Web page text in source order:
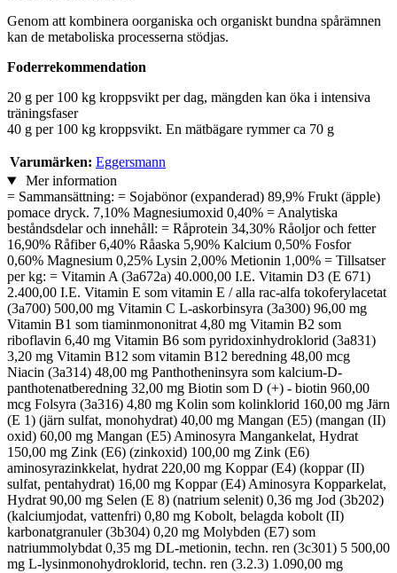
Genom att kombinera oorganiska och organiskt bundna spårämnen
kan de metaboliska processerna stödjas.
Foderrekommendation
20 g per 100 kg kroppsvikt per dag, mängden kan öka i intensiva
träningsfaser
40 g per 100 kg kroppsvikt. En mätbägare rymmer ca 70 g
Varumärken: Eggersmann
Mer information
= Sammansättning: = Sojabönor (expanderad) 89,9% Frukt (äpple)
pomace dryck. 7,10% Magnesiumoxid 0,40% = Analytiska
beståndsdelar och innehåll: = Råprotein 34,30% Råoljor och fetter
16,90% Råfiber 6,40% Råaska 5,90% Kalcium 0,50% Fosfor
0,60% Magnesium 0,25% Lysin 2,00% Metionin 1,00% = Tillsatser
per kg: = Vitamin A (3a672a) 40.000,00 I.E. Vitamin D3 (E 671)
2.400,00 I.E. Vitamin E som vitamin E / alla rac-alfa tokoferylacetat
(3a700) 500,00 mg Vitamin C L-askorbinsyra (3a300) 96,00 mg
Vitamin B1 som tiaminmononitrat 4,80 mg Vitamin B2 som
riboflavin 6,40 mg Vitamin B6 som pyridoxinhydroklorid (3a831)
3,20 mg Vitamin B12 som vitamin B12 beredning 48,00 mcg
Niacin (3a314) 48,00 mg Panthotheninsyra som kalcium-D-
panthotenatberedning 32,00 mg Biotin som D (+) - biotin 960,00
mcg Folsyra (3a316) 4,80 mg Kolin som kolinklorid 160,00 mg Järn
(E 1) (järn sulfat, monohydrat) 40,00 mg Mangan (E5) (mangan (II)
oxid) 60,00 mg Mangan (E5) Aminosyra Mangankelat, Hydrat
150,00 mg Zink (E6) (zinkoxid) 100,00 mg Zink (E6)
aminosyrazinkkelat, hydrat 220,00 mg Koppar (E4) (koppar (II)
sulfat, pentahydrat) 16,00 mg Koppar (E4) Aminosyra Kopparkelat,
Hydrat 90,00 mg Selen (E 8) (natrium selenit) 0,36 mg Jod (3b202)
(kalciumjodat, vattenfri) 0,80 mg Kobolt, belagda kobolt (II)
karbonatgranuler (3b304) 0,20 mg Molybden (E7) som
natriummolybdat 0,35 mg DL-metionin, techn. ren (3c301) 5 500,00
mg L-lysinmonohydroklorid, techn. ren (3.2.3) 1.090,00 mg